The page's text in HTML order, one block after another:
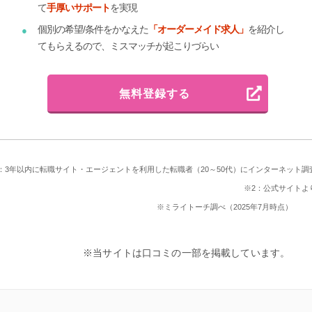
て手厚いサポートを実現
個別の希望/条件をかなえた 「オーダーメイド求人」 を紹介し
てもらえるので、ミスマッチが起こりづらい
無料登録する
3年以内に転職サイト・エージェントを利用した転職者（20～50代）にインターネット調
※2：公式サイトよ
※ミライトーチ調べ（2025年7月時点）
※当サイトは口コミの一部を掲載しています。